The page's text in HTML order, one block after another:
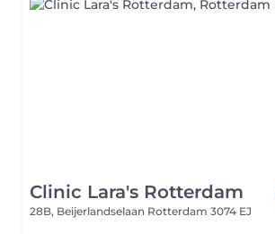
Clinic Lara's Rotterdam
28B, Beijerlandselaan Rotterdam 3074 EJ